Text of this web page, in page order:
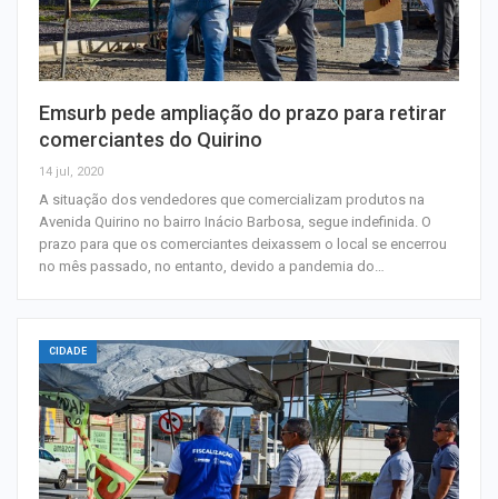
Emsurb pede ampliação do prazo para retirar
comerciantes do Quirino
14 jul, 2020
A situação dos vendedores que comercializam produtos na
Avenida Quirino no bairro Inácio Barbosa, segue indefinida. O
prazo para que os comerciantes deixassem o local se encerrou
no mês passado, no entanto, devido a pandemia do…
CIDADE